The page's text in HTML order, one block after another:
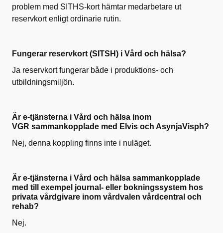
problem med SITHS-kort hämtar medarbetare ut
reservkortenligt ordinarie rutin.
Fungerar reservkort (SITSH) i Vård och hälsa?
Ja reservkort fungerar både i produktions- och
utbildningsmiljön.
Är e-tjänsterna i Vård och hälsa inom
VGR sammankopplade med Elvis och AsynjaVisph?
Nej, denna koppling finns inte i nuläget.
Är e-tjänsterna i Vård och hälsa sammankopplade
med till exempel journal- eller bokningssystem hos
privata vårdgivare inom vårdvalen vårdcentral och
rehab?
Nej.